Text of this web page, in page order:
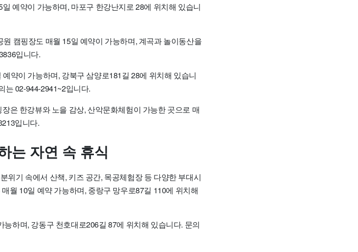
예약이 가능하며, 마포구 한강난지로 28에 위치해 있습니
캠핑장도 매월 15일 예약이 가능하며, 계곡과 놀이동산을
입니다.
약이 가능하며, 강북구 삼양로181길 28에 위치해 있습니
는 02-944-2941~2입니다.
은 한강뷰와 노을 감상, 산악문화체험이 가능한 곳으로 매
입니다.
는 자연 속 휴식
위기 속에서 산책, 키즈 공간, 목공체험장 등 다양한 부대시
월 10일 예약 가능하며, 중랑구 망우로87길 110에 위치해
하며, 강동구 천호대로206길 87에 위치해 있습니다. 문의